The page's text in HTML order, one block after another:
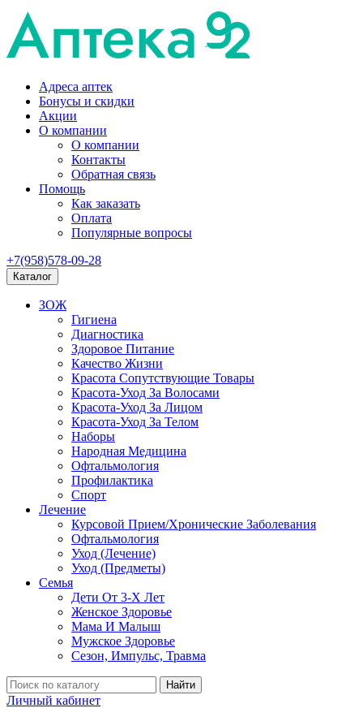
Адреса аптек
Бонусы и скидки
Акции
О компании
О компании
Контакты
Обратная связь
Помощь
Как заказать
Оплата
Популярные вопросы
+7(958)578-09-28
Каталог
ЗОЖ
Гигиена
Диагностика
Здоровое Питание
Качество Жизни
Красота Сопутствующие Товары
Красота-Уход За Волосами
Красота-Уход За Лицом
Красота-Уход За Телом
Наборы
Народная Медицина
Офтальмология
Профилактика
Спорт
Лечение
Курсовой Прием/Хронические Заболевания
Офтальмология
Уход (Лечение)
Уход (Предметы)
Семья
Дети От 3-Х Лет
Женское Здоровье
Мама И Малыш
Мужское Здоровье
Сезон, Импульс, Травма
Найти
Личный кабинет